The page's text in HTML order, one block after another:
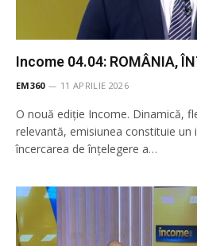
Income 04.04: ROMÂNIA,
EM360 11 APRILIE 2026
O nouă ediție Income. Dinamică,
relevantă, emisiunea constituie
încercarea de înţelegere a…